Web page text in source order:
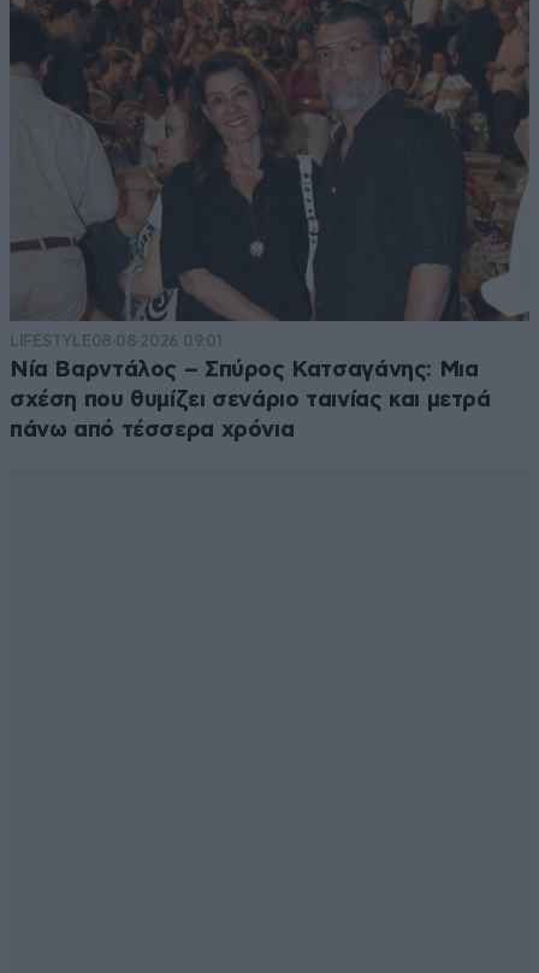
LIFESTYLE08·08·2026 09:01
Νία Βαρντάλος – Σπύρος Κατσαγάνης: Μια
σχέση που θυμίζει σενάριο ταινίας και μετρά
πάνω από τέσσερα χρόνια